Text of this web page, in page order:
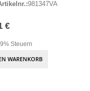
981347VA
€
Steuern
WARENKORB